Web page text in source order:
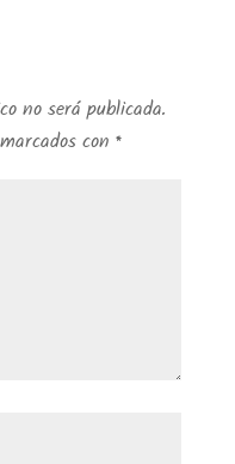
no será publicada.
con *